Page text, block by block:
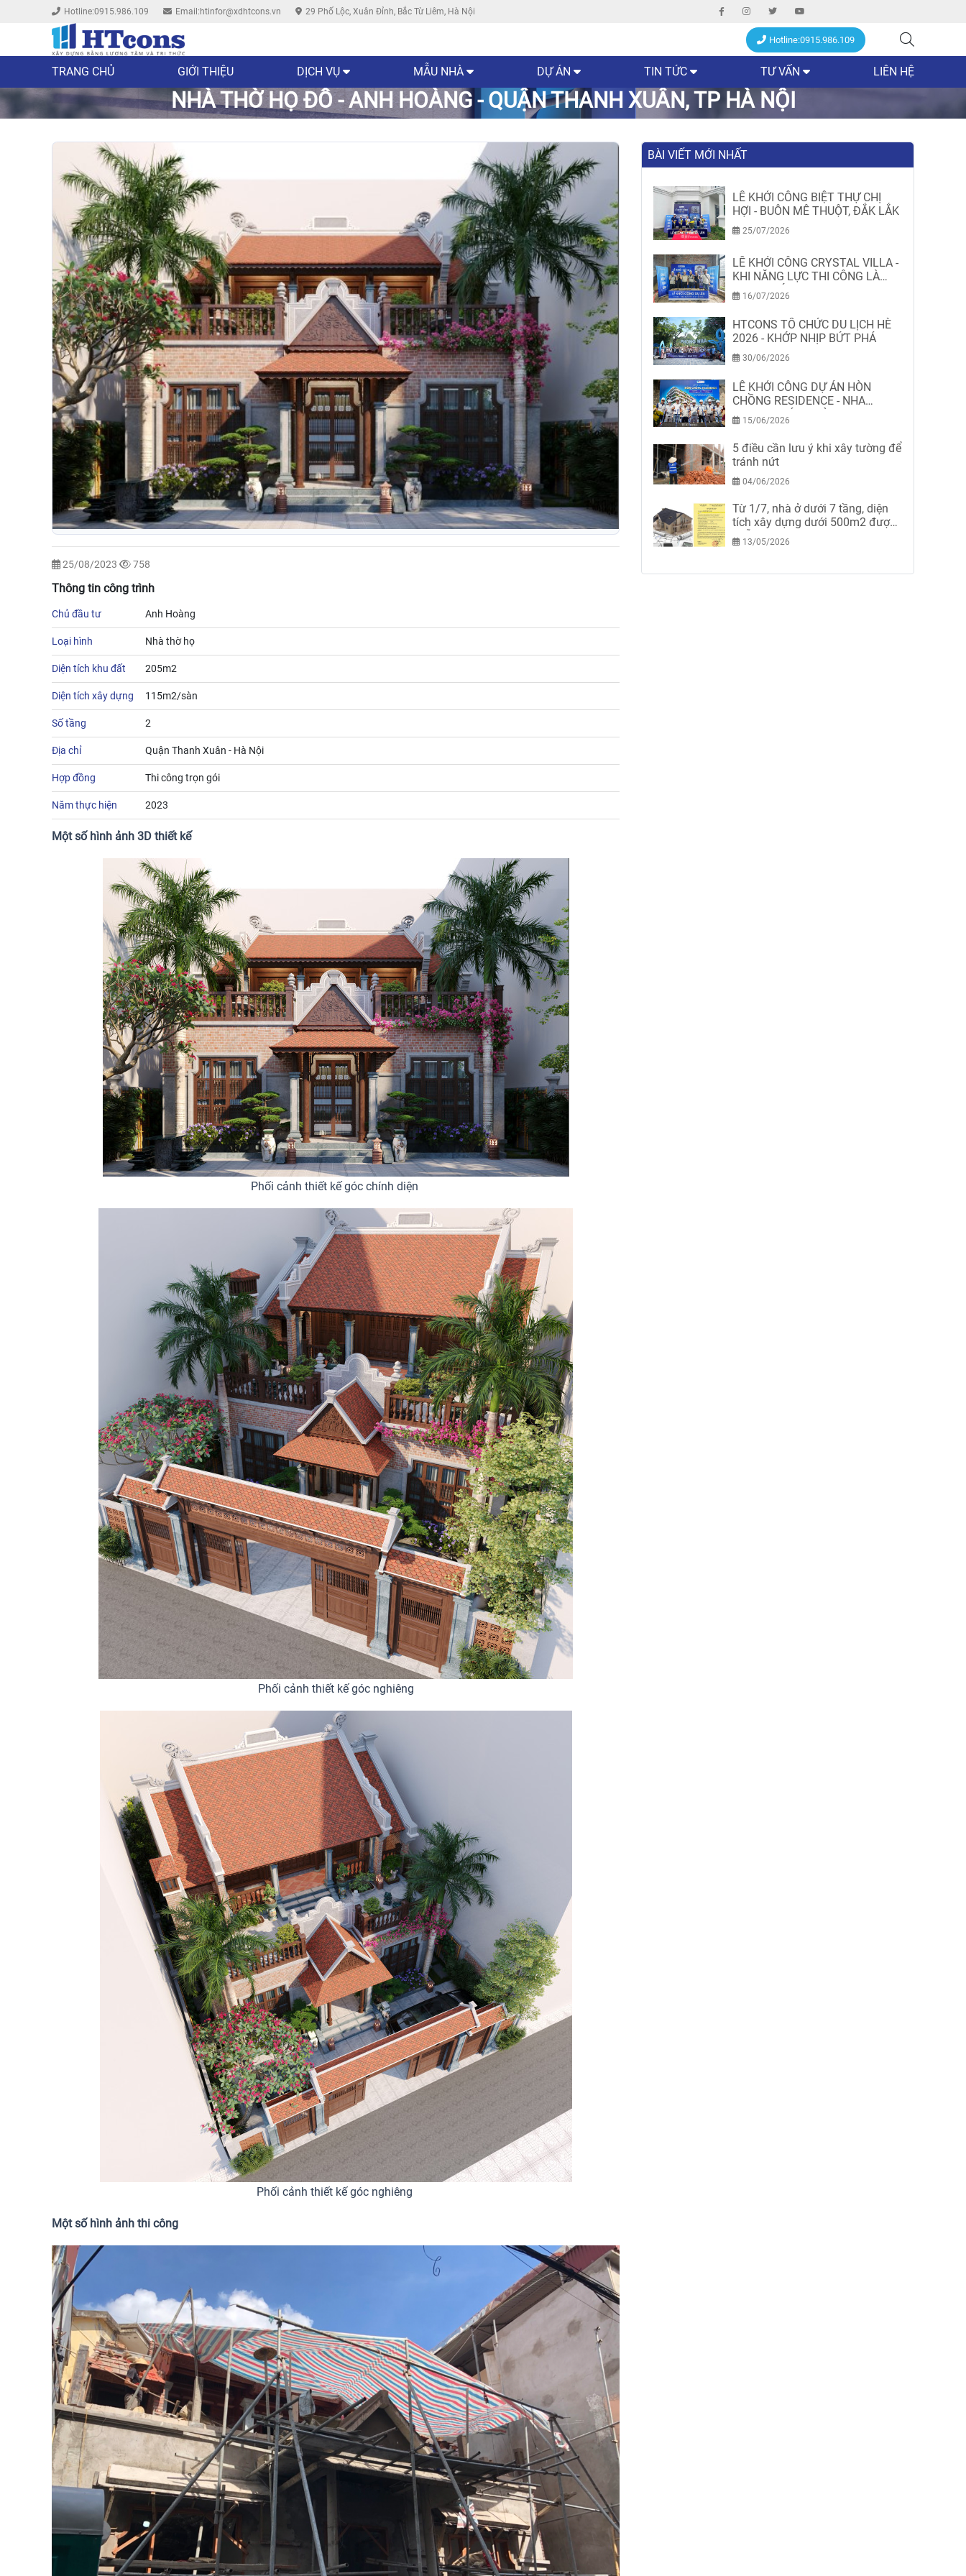
Hotline:0915.986.109 Email:htinfor@xdhtcons.vn 29 Phố Lộc, Xuân Đỉnh, Bắc Từ Liêm, Hà Nội
Hotline:0915.986.109
TRANG CHỦ GIỚI THIỆU DỊCH VỤ MẪU NHÀ DỰ ÁN TIN TỨC TƯ VẤN LIÊN HỆ
NHÀ THỜ HỌ ĐỖ - ANH HOÀNG - QUẬN THANH XUÂN, TP HÀ NỘI
25/08/2023 758
Thông tin công trình
Chủ đầu tư Anh Hoàng
Loại hình Nhà thờ họ
Diện tích khu đất 205m2
Diện tích xây dựng 115m2/sàn
Số tầng 2
Địa chỉ Quận Thanh Xuân - Hà Nội
Hợp đồng Thi công trọn gói
Năm thực hiện 2023
Một số hình ảnh 3D thiết kế
Phối cảnh thiết kế góc chính diện
Phối cảnh thiết kế góc nghiêng
Phối cảnh thiết kế góc nghiêng
Một số hình ảnh thi công
BÀI VIẾT MỚI NHẤT
LỄ KHỞI CÔNG BIỆT THỰ CHỊ
HỢI - BUÔN MÊ THUỘT, ĐẮK LẮK
25/07/2026
LỄ KHỞI CÔNG CRYSTAL VILLA -
KHI NĂNG LỰC THI CÔNG LÀ
MINH CHỨNG
16/07/2026
HTCONS TỔ CHỨC DU LỊCH HÈ
2026 - KHỚP NHỊP BỨT PHÁ
30/06/2026
LỄ KHỞI CÔNG DỰ ÁN HÒN
CHỒNG RESIDENCE - NHA
TRANG-KHÁNH HÒA
15/06/2026
5 điều cần lưu ý khi xây tường để
tránh nứt
04/06/2026
Từ 1/7, nhà ở dưới 7 tầng, diện
tích xây dựng dưới 500m2 được
miễn giấy phép xây dựng
13/05/2026